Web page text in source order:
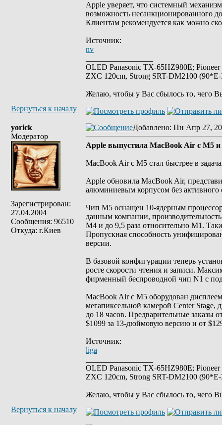
Apple уверяет, что системный
возможность несанкционированного
Клиентам рекомендуется как можно
Источник:
nv
OLED Panasonic TX-65HZ980E;
ZXC 120cm, Strong SRT-DM2100
Желаю, чтобы у Вас сбылось то, чего
Вернуться к началу
yorick
Модератор
Зарегистрирован:
27.04.2004
Сообщения: 96510
Откуда: г.Киев
Добавлено: Пн Апр 27,
Apple выпустила MacBook Air с M5 и
MacBook Air с M5 стал быстрее в
Apple обновила MacBook Air,
алюминиевым корпусом без
Чип M5 оснащен 10-ядерным
данным компании,
M4 и до 9,5 раза относительно M1.
Пропускная способность
версии.
В базовой конфигурации теперь
росте скорости чтения и записи.
фирменный беспроводной чип N1 с
MacBook Air с M5 оборудован
мегапиксельной камерой Center Stage,
до 18 часов. Предварительные заказы
$1099 за 13-дюймовую версию и от
Источник:
liga
OLED Panasonic TX-65HZ980E;
ZXC 120cm, Strong SRT-DM2100
Желаю, чтобы у Вас сбылось то, чего
Вернуться к началу